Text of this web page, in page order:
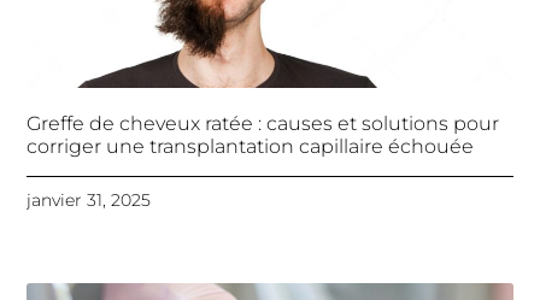
Greffe de cheveux ratée : causes et solutions pour
corriger une transplantation capillaire échouée
janvier 31, 2025